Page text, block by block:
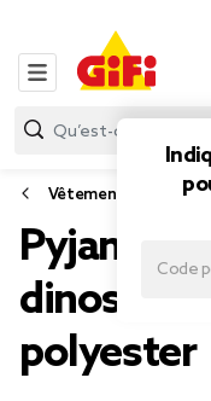
Vêtements
Pyjama
dinosaure
polyester